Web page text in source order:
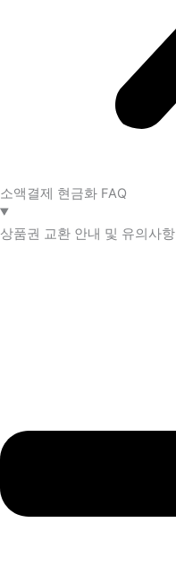
소액결제 현금화 FAQ​
상품권 교환 안내 및 유의사항